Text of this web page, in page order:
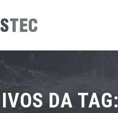
DA TAG: